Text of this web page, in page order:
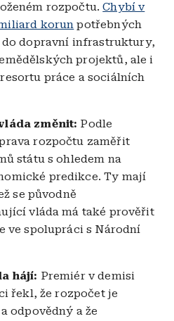
rozpočtu.Chybí v
korun potřebných
dopravní infrastruktury,
projektů, ale i
práce a sociálních
změnit: Podle
rozpočtu zaměřit
státu s ohledem na
predikce. Ty mají
se původně
vláda má také prověřit
ve spolupráci s Národní
hájí: Premiér v demisi
řekl, že rozpočet je
odpovědný a že